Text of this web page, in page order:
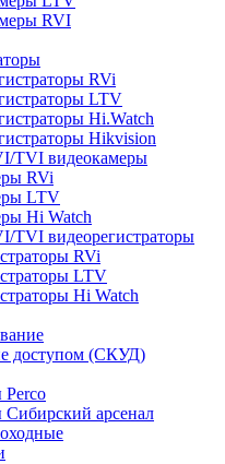
RVI
RVi
LTV
Hi.Watch
Hikvision
TVI видеокамеры
RVi
LTV
Hi Watch
TVI видеорегистраторы
RVi
LTV
Hi Watch
доступом (СКУД)
Perco
Сибирский арсенал